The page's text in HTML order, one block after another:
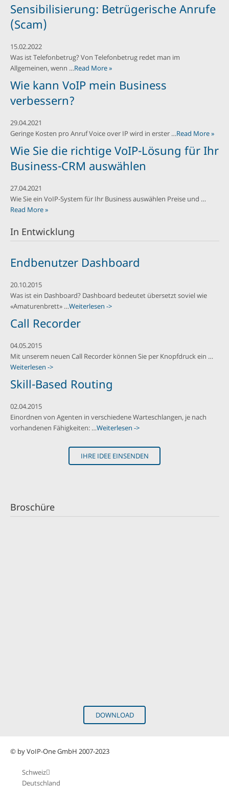
Sensibilisierung: Betrügerische Anrufe
(Scam)
15.02.2022
Was ist Telefonbetrug? Von Telefonbetrug redet man im
Allgemeinen, wenn …Read More »
Wie kann VoIP mein Business
verbessern?
29.04.2021
Geringe Kosten pro Anruf Voice over IP wird in erster …Read More »
Wie Sie die richtige VoIP-Lösung für Ihr
Business-CRM auswählen
27.04.2021
Wie Sie ein VoIP-System für Ihr Business auswählen Preise und …
Read More »
In Entwicklung
Endbenutzer Dashboard
20.10.2015
Was ist ein Dashboard? Dashboard bedeutet übersetzt soviel wie
«Amaturenbrett» …Weiterlesen ->
Call Recorder
04.05.2015
Mit unserem neuen Call Recorder können Sie per Knopfdruck ein …
Weiterlesen ->
Skill-Based Routing
02.04.2015
Einordnen von Agenten in verschiedene Warteschlangen, je nach
vorhandenen Fähigkeiten: …Weiterlesen ->
IHRE IDEE EINSENDEN
Broschüre
DOWNLOAD
© by VoIP-One GmbH 2007-2023
Schweiz
Deutschland